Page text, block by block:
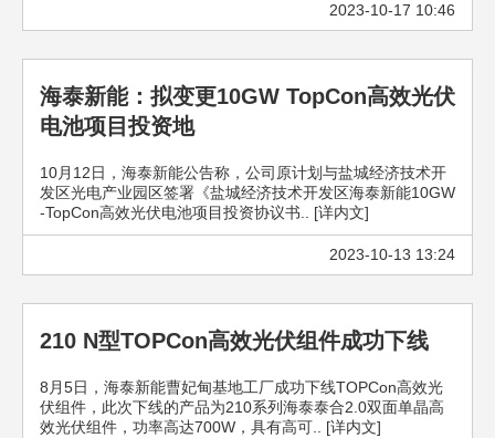
2023-10-17 10:46
海泰新能：拟变更10GW TopCon高效光伏
电池项目投资地
10月12日，海泰新能公告称，公司原计划与盐城经济技术开
发区光电产业园区签署《盐城经济技术开发区海泰新能10GW
-TopCon高效光伏电池项目投资协议书.. [详内文]
2023-10-13 13:24
210 N型TOPCon高效光伏组件成功下线
8月5日，海泰新能曹妃甸基地工厂成功下线TOPCon高效光
伏组件，此次下线的产品为210系列海泰泰合2.0双面单晶高
效光伏组件，功率高达700W，具有高可.. [详内文]